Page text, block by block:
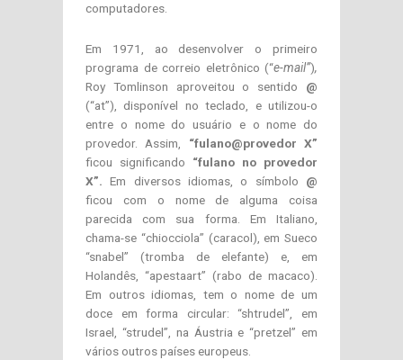
computadores.
Em 1971, ao desenvolver o primeiro
programa de correio eletrônico (“e-mail”),
Roy Tomlinson aproveitou o sentido @
(“at”), disponível no teclado, e utilizou-o
entre o nome do usuário e o nome do
provedor. Assim, “fulano@provedor X”
ficou significando “fulano no provedor
X”.Em diversos idiomas, o símbolo @
ficou com o nome de alguma coisa
parecida com sua forma. Em Italiano,
chama-se “chiocciola” (caracol), em Sueco
“snabel” (tromba de elefante) e, em
Holandês, “apestaart” (rabo de macaco).
Em outros idiomas, tem o nome de um
doce em forma circular: “shtrudel”, em
Israel, “strudel”, na Áustria e “pretzel” em
vários outros países europeus.